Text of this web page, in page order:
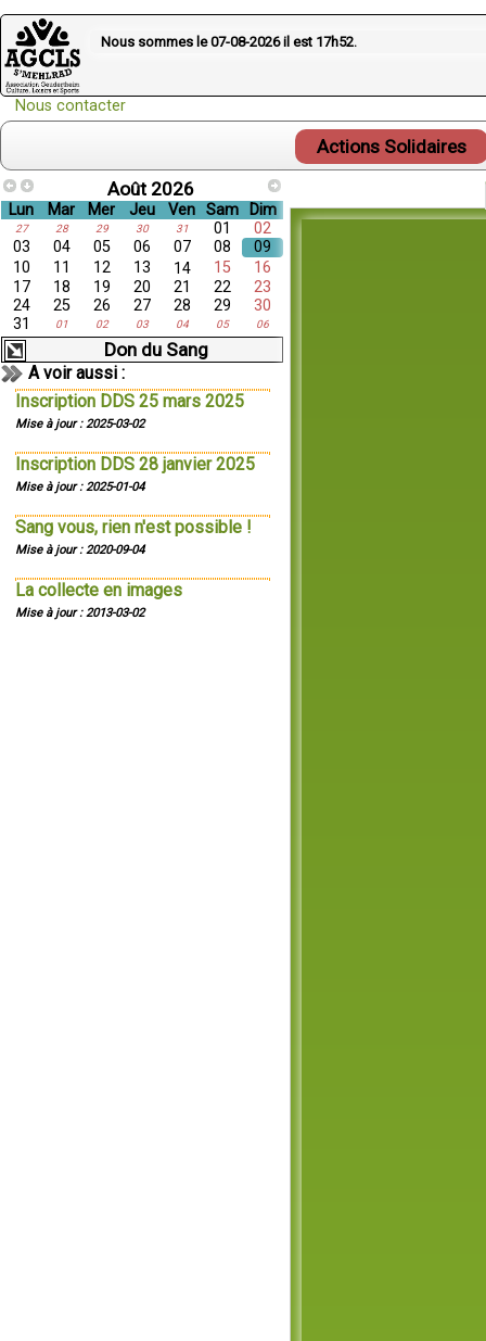
Nous sommes le 07-08-2026 il est 17h52.
Nous contacter
Actions Solidaires
Août 2026
Lun Mar Mer Jeu Ven Sam Dim
27 28 29 30 31 01
02
03
04 05 06 07 08
09
10
11 12 13 14 15
16
17
18 19 20 21 22
23
24
25 26 27 28 29
30
31
01 02 03 04 05 06
Don du Sang
A voir aussi :
Inscription DDS 25 mars 2025
Mise à jour : 2025-03-02
Inscription DDS 28 janvier 2025
Mise à jour : 2025-01-04
Sang vous, rien n'est possible !
Mise à jour : 2020-09-04
La collecte en images
Mise à jour : 2013-03-02